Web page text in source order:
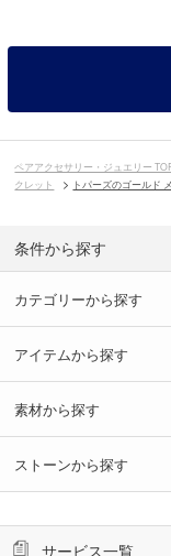
ペアアクセサリー・ジュエリー
クレット
トパーズのゴールド
条件から探す
カテゴリーから探す
アイテムから探す
素材から探す
ストーンから探す
サービス一覧